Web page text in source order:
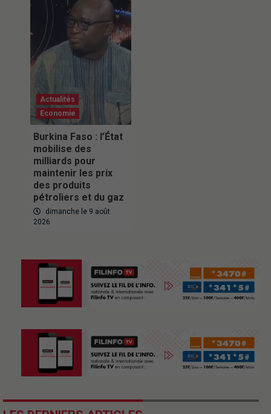
Actualités
Economie
Burkina Faso : l’État
mobilise des
milliards pour
maintenir les prix
des produits
pétroliers et du gaz
dimanche le 9 août
2026